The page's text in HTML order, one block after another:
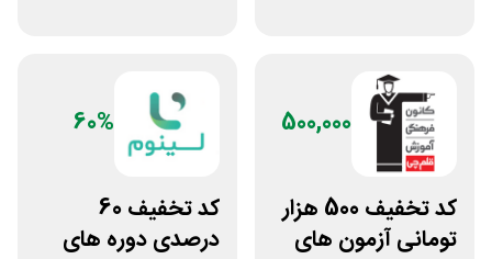
500,000
کد تخفیف 500 هزار
تومانی آزمون های
60%
کد تخفیف 60
درصدی دوره های